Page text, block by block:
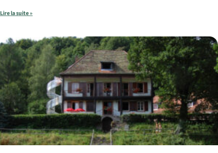
Lire la suite »